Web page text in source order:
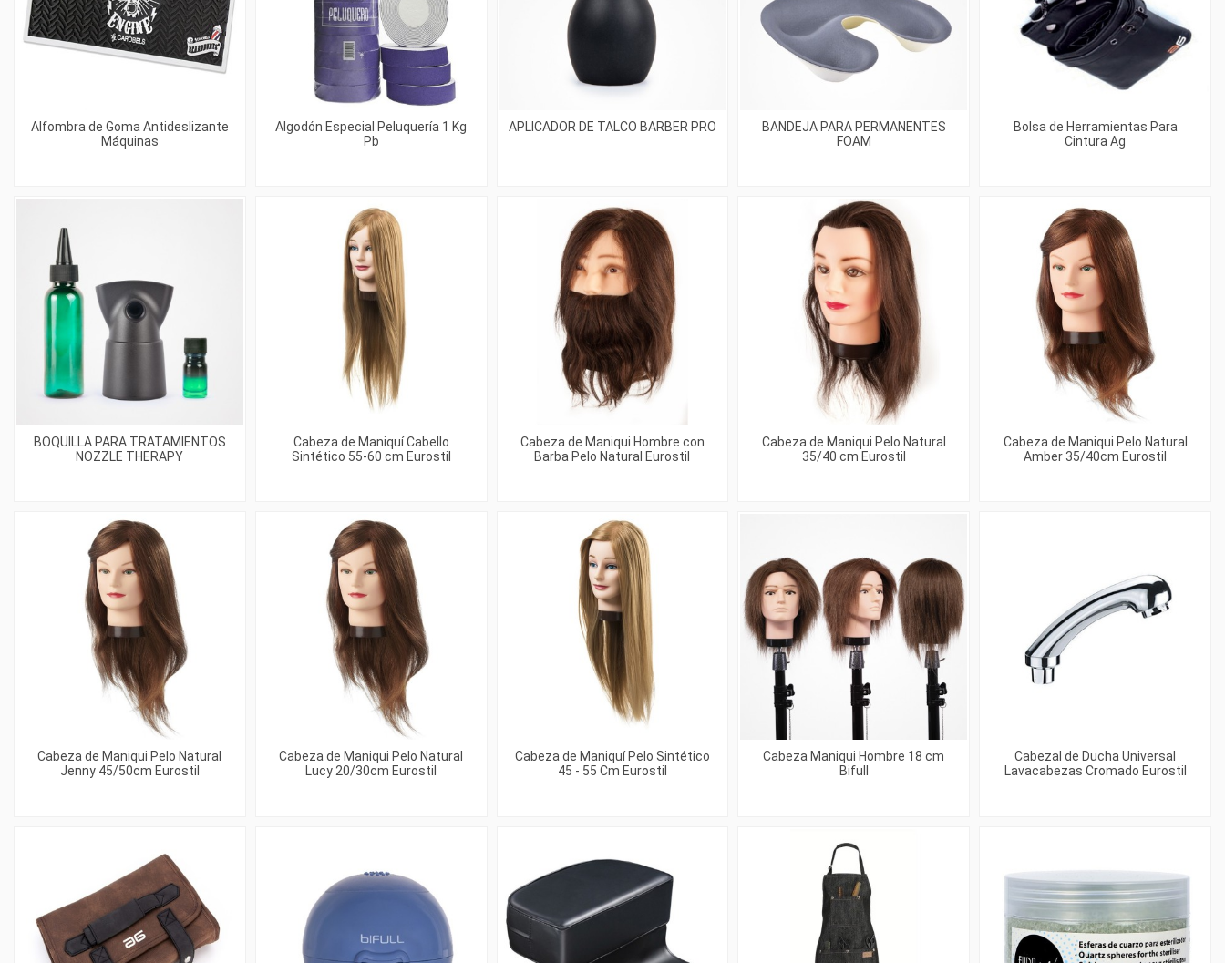
Alfombra de Goma Antideslizante
Máquinas
Algodón Especial Peluquería 1 Kg
Pb
APLICADOR DE TALCO BARBER PRO
BANDEJA PARA PERMANENTES
FOAM
Bolsa de Herramientas Para
Cintura Ag
BOQUILLA PARA TRATAMIENTOS
NOZZLE THERAPY
Cabeza de Maniquí Cabello
Sintético 55-60 cm Eurostil
Cabeza de Maniqui Hombre con
Barba Pelo Natural Eurostil
Cabeza de Maniqui Pelo Natural
35/40 cm Eurostil
Cabeza de Maniqui Pelo Natural
Amber 35/40cm Eurostil
Cabeza de Maniqui Pelo Natural
Jenny 45/50cm Eurostil
Cabeza de Maniqui Pelo Natural
Lucy 20/30cm Eurostil
Cabeza de Maniquí Pelo Sintético
45 - 55 Cm Eurostil
Cabeza Maniqui Hombre 18 cm
Bifull
Cabezal de Ducha Universal
Lavacabezas Cromado Eurostil